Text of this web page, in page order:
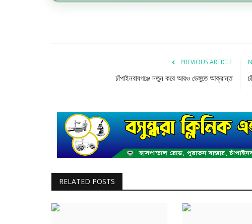
PREVIOUS ARTICLE
চাঁপাইনবাবগঞ্জে নতুন করে আরও ডেঙ্গুতে আক্রান্ত
RELATED POSTS